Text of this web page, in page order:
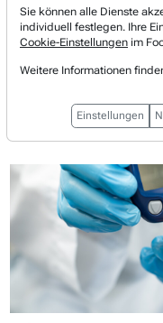
Eli
Eli Lilly
Nachfrage
Sie können alle Dienste
individuell festlegen. Ihre
Cookie-Einstellungen im
Weitere Informationen
Einstellungen